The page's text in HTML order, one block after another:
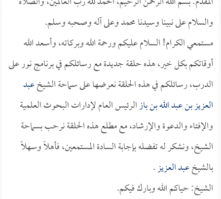
والسلام على نبينا وسيدنا محمد وعلى آله وصحبه وسلم.
مستمعي الكرام! السلام عليكم ورحمة الله وبركاته، وأسعد الله
أوقاتكم بكل خير، هذه حلقة جديدة مع رسائلكم في برنامج نور على
الدرب، رسائلكم في هذه الحلقة نعرضها على سماحة الشيخعبد
العزيز بن عبد الله بن بازالرئيس العام لإدارات البحوث العلمية
والإفتاء والدعوة والإرشاد، مع مطلع هذه الحلقة نرحب بسماحة
الشيخ، ونشكر له تفضله بإجابة السادة المستمعين، فأهلاً وسهلاً
بالشيخعبد العزيز.
الشيخ: حياكم الله وبارك فيكم.